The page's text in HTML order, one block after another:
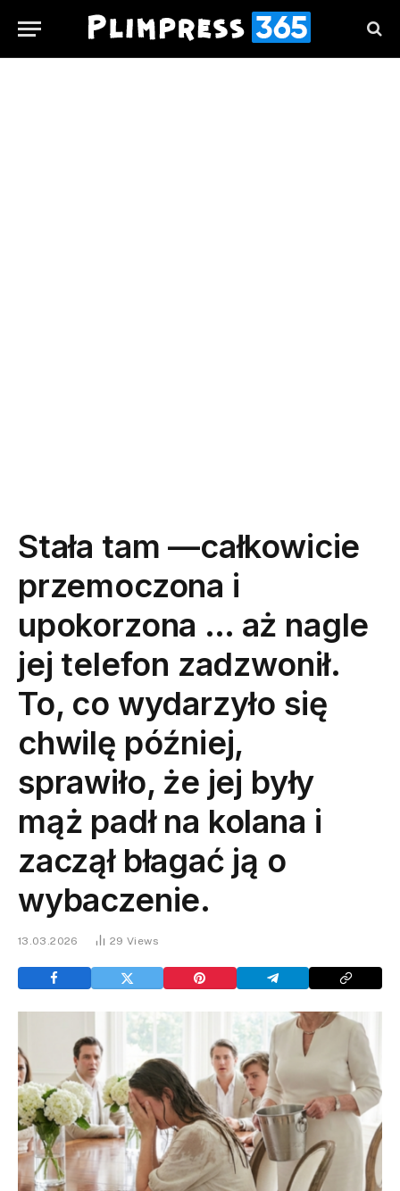
Stała tam —całkowicie
przemoczona i
upokorzona … aż nagle
jej telefon zadzwonił.
To, co wydarzyło się
chwilę później,
sprawiło, że jej były
mąż padł na kolana i
zaczął błagać ją o
wybaczenie.
13.03.2026 29Views